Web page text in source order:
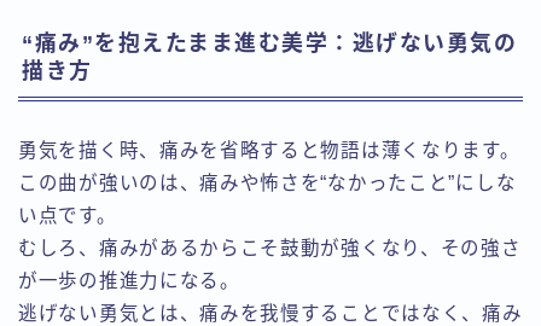
“痛み”を抱えたまま進む美学：逃げない勇気の
描き方
勇気を描く時、痛みを省略すると物語は薄くなります。
この曲が強いのは、痛みや怖さを“なかったこと”にしな
い点です。
むしろ、痛みがあるからこそ鼓動が強くなり、その強さ
が一歩の推進力になる。
逃げない勇気とは、痛みを我慢することではなく、痛み